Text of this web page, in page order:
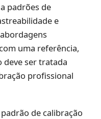
padrões de
e
uma referência,
deve ser tratada
profissional
de calibração